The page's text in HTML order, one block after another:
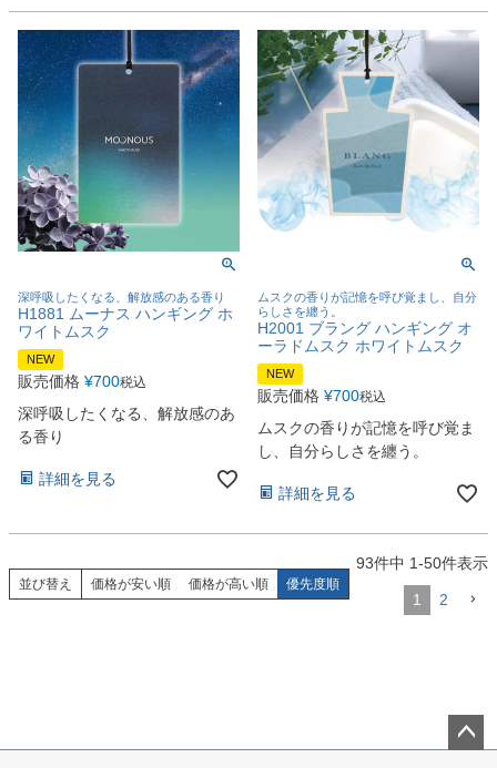
深呼吸したくなる、解放感のある香り
H1881 ムーナス ハンギング ホ
ワイトムスク
NEW
販売価格 ¥700税込
深呼吸したくなる、解放感のあ
る香り
詳細を見る
ムスクの香りが記憶を呼び覚まし、自分
らしさを纏う。
H2001 ブラング ハンギング オ
ーラドムスク ホワイトムスク
NEW
販売価格 ¥700税込
ムスクの香りが記憶を呼び覚ま
し、自分らしさを纏う。
詳細を見る
並び替え 価格が安い順 価格が高い順 優先度順
93件中 1-50件表示
1 2